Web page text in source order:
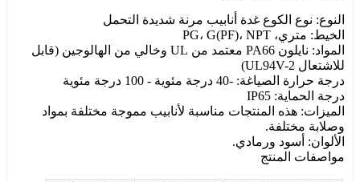
النوع: نوع الكوع غدة أنابيب مرنة شديدة التحمل
الخيط: متري، PG، G(PF)، NPT
المواد: نايلون PA66 معتمد من UL وخالي من الهالوجين (قابل
للاشتعال UL94V-2)
درجة حرارة الصياغة: -40 درجة مئوية - 100 درجة مئوية
درجة الحماية: IP65
الميزات: هذه المنتجات مناسبة لأنابيب مموجة مختلفة بمواد
وصلابة مختلفة.
الألوان: أسود ورمادي.
مواصفات المنتج